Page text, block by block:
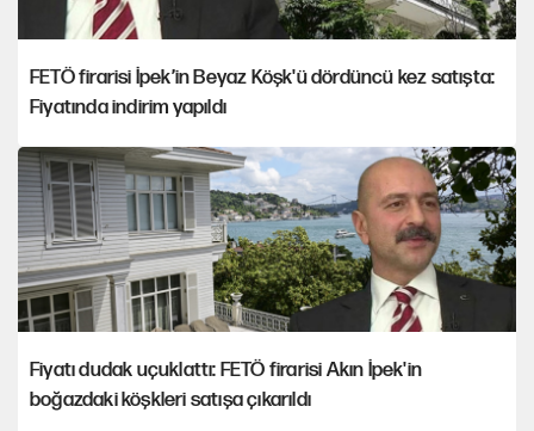
FETÖ firarisi İpek’in Beyaz Köşk'ü dördüncü kez satışta:
Fiyatında indirim yapıldı
Fiyatı dudak uçuklattı: FETÖ firarisi Akın İpek'in
boğazdaki köşkleri satışa çıkarıldı